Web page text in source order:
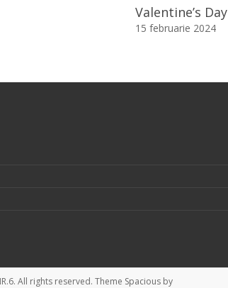
Valentine’s Day
15 februarie 2024
. All rights reserved. Theme Spacious by